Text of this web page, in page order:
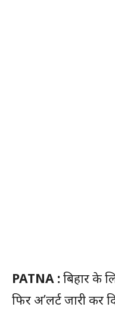
PATNA :बिहार के
फिर अ’लर्ट जारी कर